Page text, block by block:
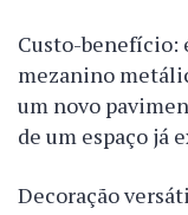
Custo-benefício:
mezanino
um novo
de um espaço já
Decoração